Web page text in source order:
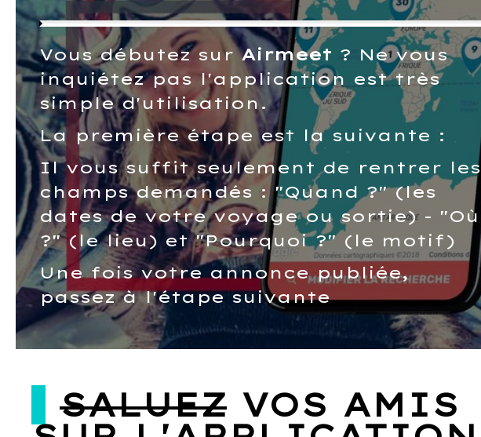
Vous débutez surAirmeet ? Ne vous
inquiétez pas l'application est très
simple d'utilisation.
La première étape est la suivante :
Il vous suffit seulement de rentrer les
champs demandés : "Quand ?" (les
dates de votre voyage ou sortie) - "Où
?" (le lieu) et "Pourquoi ?" (le motif)
Une fois votre annonce publiée,
passez à l'étape suivante
SALUEZ VOS AMIS